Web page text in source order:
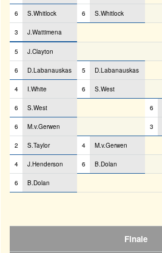
6 S.Whitlock 6 S.Whitlock
3 J.Wattimena
5 J.Clayton
6 D.Labanauskas 5 D.Labanauskas
4 I.White 6 S.West
6 S.West 6
6 M.v.Gerwen 3
2 S.Taylor 4 M.v.Gerwen
4 J.Henderson 6 B.Dolan
6 B.Dolan
Finale